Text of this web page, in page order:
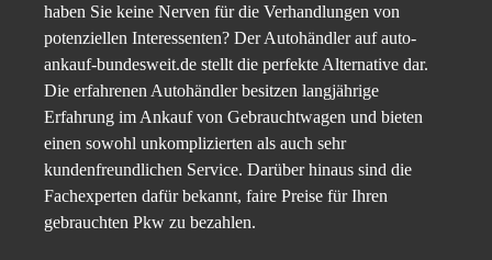
haben Sie keine Nerven für die Verhandlungen von
potenziellen Interessenten? Der Autohändler auf auto-
ankauf-bundesweit.de stellt die perfekte Alternative dar.
Die erfahrenen Autohändler besitzen langjährige
Erfahrung im Ankauf von Gebrauchtwagen und bieten
einen sowohl unkomplizierten als auch sehr
kundenfreundlichen Service. Darüber hinaus sind die
Fachexperten dafür bekannt, faire Preise für Ihren
gebrauchten Pkw zu bezahlen.